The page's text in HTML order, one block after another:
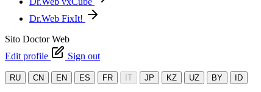
Dr.Web FixIt!
Sito Doctor Web
Edit profile
Sign out
RU CN EN ES FR IT JP KZ UZ BY ID